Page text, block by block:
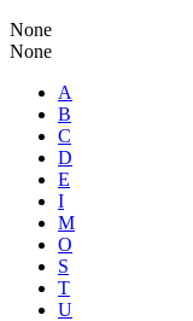
None
None
A
B
C
D
E
I
M
O
S
T
U